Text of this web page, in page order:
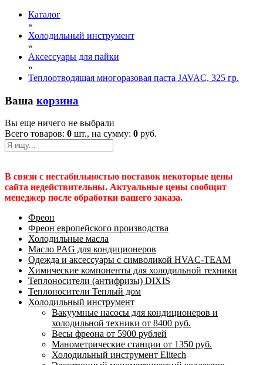
Каталог
»
Холодильный инструмент
»
Аксессуары для пайки
»
Теплоотводящая многоразовая паста JAVAC, 325 гр.
Ваша корзина
Вы еще ничего не выбрали
Всего товаров: 0 шт., на сумму: 0 руб.
В связи с нестабильностью поставок некоторые цены
сайта недействительны. Актуальные цены сообщит
менеджер после обработки вашего заказа.
Фреон
Фреон европейского производства
Холодильные масла
Масло PAG для кондиционеров
Одежда и аксессуары с символикой HVAC-TEAM
Химические компоненты для холодильной техники
Теплоносители (антифризы) DIXIS
Теплоносители Теплый дом
Холодильный инструмент
Вакуумные насосы для кондиционеров и
холодильной техники от 8400 руб.
Весы фреона от 5900 рублей
Манометрические станции от 1350 руб.
Холодильный инструмент Elitech